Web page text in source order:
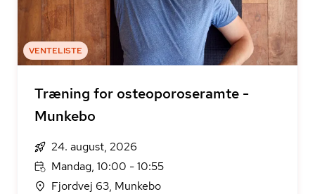
VENTELISTE
Træning for osteoporoseramte -
Munkebo
24. august, 2026
Mandag, 10:00 - 10:55
Fjordvej 63, Munkebo